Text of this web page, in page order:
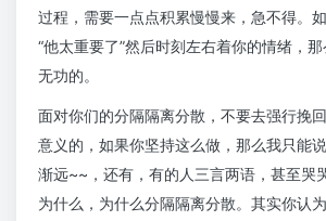
过程，需要一点点积累慢慢来，急不得。
“他太重要了”然后时刻左右着你的情绪，
无功的。
面对你们的分隔隔离分散，不要去强行挽
意义的，如果你坚持这么做，那么我只能
渐远~~，还有，有的人三言两语，甚至哭
为什么，为什么分隔隔离分散。其实你认